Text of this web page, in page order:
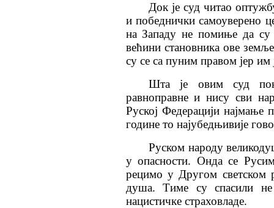
Док је суд читао
и победнички самоуверено
на Западу не помиње да су
већини становника ове
су се са пуним правом јер
Шта је овим суд
равноправне и нису сви
Руској Федерацији најмање
године то најубедњивије
Руском народу
у опасности. Онда се
рецимо у Другом светском
душа. Тиме су спасили
нацистичке страховладе.